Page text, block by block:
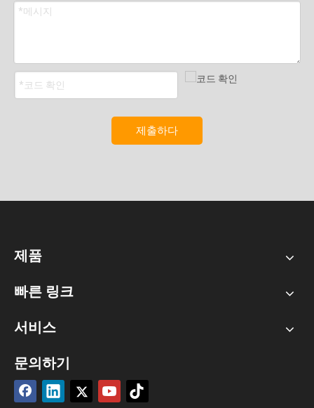
제출하다
제품
빠른 링크
서비스
문의하기